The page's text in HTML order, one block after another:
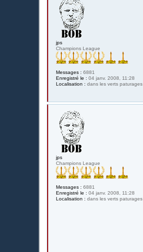
jps
Champions League
Messages : 6881
Enregistré le : 04 janv. 2008, 11:28
Localisation : dans les verts paturages
jps
Champions League
Messages : 6881
Enregistré le : 04 janv. 2008, 11:28
Localisation : dans les verts paturages